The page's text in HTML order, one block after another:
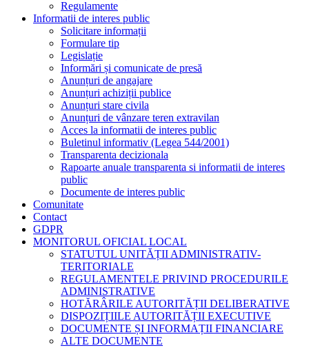
Regulamente
Informatii de interes public
Solicitare informații
Formulare tip
Legislație
Informări și comunicate de presă
Anunțuri de angajare
Anunțuri achiziții publice
Anunțuri stare civila
Anunțuri de vânzare teren extravilan
Acces la informatii de interes public
Buletinul informativ (Legea 544/2001)
Transparenta decizionala
Rapoarte anuale transparenta si informatii de interes
public
Documente de interes public
Comunitate
Contact
GDPR
MONITORUL OFICIAL LOCAL
STATUTUL UNITĂȚII ADMINISTRATIV-
TERITORIALE
REGULAMENTELE PRIVIND PROCEDURILE
ADMINISTRATIVE
HOTĂRÂRILE AUTORITĂȚII DELIBERATIVE
DISPOZIȚIILE AUTORITĂȚII EXECUTIVE
DOCUMENTE ȘI INFORMAȚII FINANCIARE
ALTE DOCUMENTE